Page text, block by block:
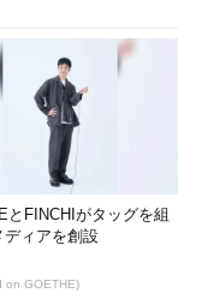
意で示してくれるの
でしょう。
とFINCHIがタッグを組
ディアを創設
on GOETHE)